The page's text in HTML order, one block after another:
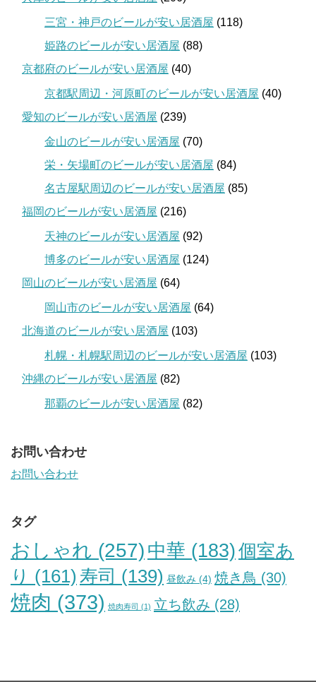
三宮・神戸のビールが安い居酒屋 (118)
姫路のビールが安い居酒屋 (88)
京都府のビールが安い居酒屋 (40)
京都駅周辺・河原町のビールが安い居酒屋 (40)
愛知のビールが安い居酒屋 (239)
金山のビールが安い居酒屋 (70)
栄・矢場町のビールが安い居酒屋 (84)
名古屋駅周辺のビールが安い居酒屋 (85)
福岡のビールが安い居酒屋 (216)
天神のビールが安い居酒屋 (92)
博多のビールが安い居酒屋 (124)
岡山のビールが安い居酒屋 (64)
岡山市のビールが安い居酒屋 (64)
北海道のビールが安い居酒屋 (103)
札幌・札幌駅周辺のビールが安い居酒屋 (103)
沖縄のビールが安い居酒屋 (82)
那覇のビールが安い居酒屋 (82)
お問い合わせ
お問い合わせ
タグ
おしゃれ (257) 中華 (183)個室あ
り (161) 寿司 (139) 昼飲み (4) 焼き鳥 (30)
焼肉 (373) 焼肉寿司 (1) 立ち飲み (28)